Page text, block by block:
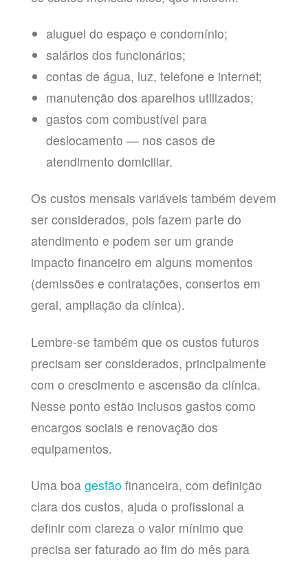
aluguel do espaço e condomínio;
salários dos funcionários;
contas de água, luz, telefone e internet;
manutenção dos aparelhos utilizados;
gastos com combustível para
deslocamento — nos casos de
atendimento domiciliar.
Os custos mensais variáveis também devem
ser considerados, pois fazem parte do
atendimento e podem ser um grande
impacto financeiro em alguns momentos
(demissões e contratações, consertos em
geral, ampliação da clínica).
Lembre-se também que os custos futuros
precisam ser considerados, principalmente
com o crescimento e ascensão da clínica.
Nesse ponto estão inclusos gastos como
encargos sociais e renovação dos
equipamentos.
Uma boa gestão financeira, com definição
clara dos custos, ajuda o profissional a
definir com clareza o valor mínimo que
precisa ser faturado ao fim do mês para